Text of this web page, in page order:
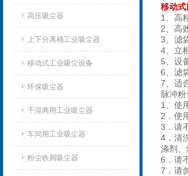
高压吸尘器
上下分离桶工业吸尘器
移动式工业吸尘设备
环保吸尘器
干湿两用工业吸尘器
车间用工业吸尘器
粉尘铁屑吸尘器
移动
1、高
2、高
3、滤
4、立
5、设
6、滤
7、适
脉冲
1、使
2．使
3．请
4．清
涤剂
6．请
7．请